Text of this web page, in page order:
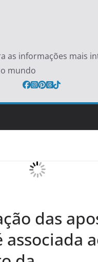
as informações mais
mundo
das
associada